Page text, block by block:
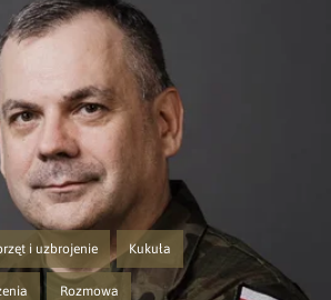
strony z listą publikacji o kategorii Polecane
i uzbrojenie
do nowej strony z listą publikacji o kategorii
Kukuła
Przejście do nowej strony z listą
Rozmowa